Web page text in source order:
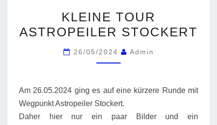
TOUR
ASTROPEILER
KLEINE TOUR
ASTROPEILER STOCKERT
26/05/2024 Admin
Am 26.05.2024 ging es auf eine kürzere Runde mit
Wegpunkt Astropeiler Stockert.
Daher hier nur ein paar Bilder und ein